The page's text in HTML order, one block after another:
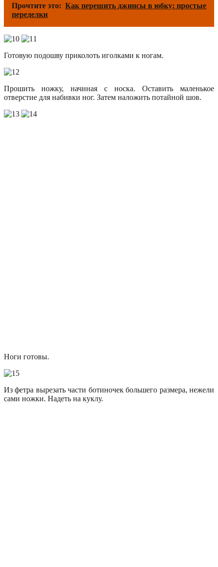
Прочтите это: Как перешить джинсы в юбку: простые
переделки
Готовую подошву приколоть иголками к ногам.
Прошить ножку, начиная с носка. Оставить маленькое
отверстие для набивки ног. Затем наложить потайной шов.
Ноги готовы.
Из фетра вырезать части ботиночек большего размера, нежели
сами ножки. Надеть на куклу.